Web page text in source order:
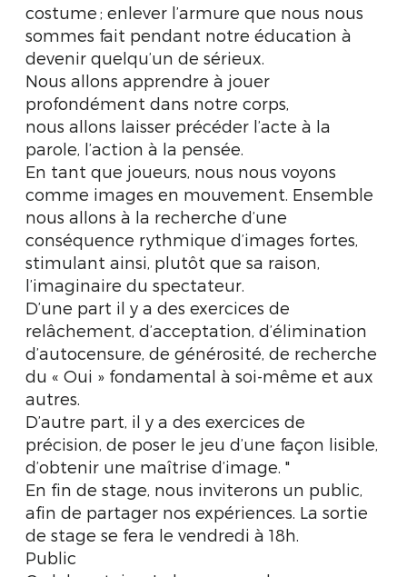
costume ; enlever l’armure que nous nous
sommes fait pendant notre éducation à
devenir quelqu’un de sérieux.
Nous allons apprendre à jouer
profondément dans notre corps,
nous allons laisser précéder l’acte à la
parole, l’action à la pensée.
En tant que joueurs, nous nous voyons
comme images en mouvement. Ensemble
nous allons à la recherche d’une
conséquence rythmique d’images fortes,
stimulant ainsi, plutôt que sa raison,
l’imaginaire du spectateur.
D’une part il y a des exercices de
relâchement, d’acceptation, d’élimination
d’autocensure, de générosité, de recherche
du « Oui » fondamental à soi-même et aux
autres.
D’autre part, il y a des exercices de
précision, de poser le jeu d’une façon lisible,
d’obtenir une maîtrise d’image. "
En fin de stage, nous inviterons un public,
afin de partager nos expériences. La sortie
de stage se fera le vendredi à 18h.
Public